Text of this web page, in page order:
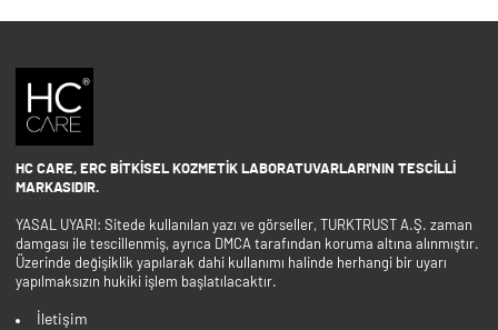
HC CARE, ERC BITKISEL KOZMETIK LABORATUVARLARI'NIN TESCILLI
MARKASIDIR.
YASAL UYARI: Sitede kullanılan yazı ve görseller, TURKTRUST A.Ş. zaman
damgası ile tescillenmiş, ayrıca DMCA tarafından koruma altına alınmıştır.
Üzerinde değişiklik yapılarak dahi kullanımı halinde herhangi bir uyarı
yapılmaksızın hukiki işlem başlatılacaktır.
İletişim